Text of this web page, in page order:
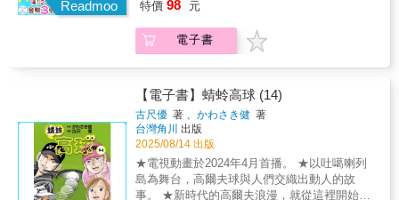
Readmoo
實況主——狸蹦去進行遊戲實況，進而紓解平
時的壓力。另一方面，學園王子稻荷田秋弦生
活的動力竟然就是回家後收看狸蹦的實況
了兩篇加筆的特別篇！本書特色★我明明就
想…和她／他變得更加要好⋯！★踏不出第一
步的兩人所共同編織出的，距離很近卻又遙遠
的戀愛喜劇！★請守望著不斷因為某些原因而
讓心意錯過的兩人的故事。★內文還收錄了兩
篇老師加筆的特別篇
特價 98 元
電子書
【電子書】蜻蛉高球 (14)
古尺優 著 、かわさき健 著
台灣角川 出版
2025/08/14 出版
★電視動畫於2024年4月首播。 ★以吐噶喇列
島為舞台，高爾夫球與人們交織出動人的故
事。 ★新時代的高爾夫浪漫，就從這裡開始。